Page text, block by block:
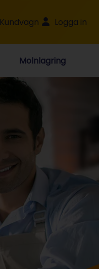
Kundvagn Logga in
Molnlagring